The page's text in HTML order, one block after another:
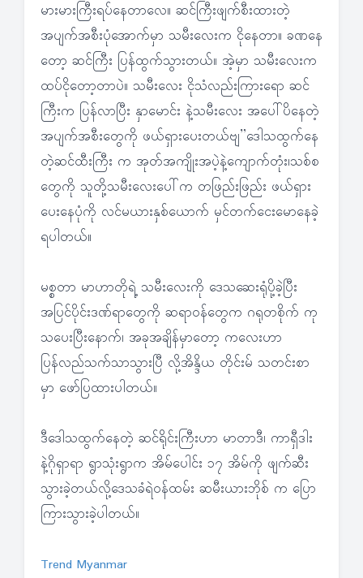
မားမားကြီးရပ်နေတာလေ။ ဆင်ကြီးဖျက်စီးထားတဲ့
အပျက်အစီးပုံအောက်မှာ သမီးလေးက ငိုနေတာ။ ခဏနေ
တော့ ဆင်ကြီး ပြန်ထွက်သွားတယ်။ အဲ့မှာ သမီးလေးက
ထပ်ငိုတော့တာပဲ။ သမီးလေး ငိုသံလည်းကြားရော ဆင်
ကြီးက ပြန်လာပြီး နှာမောင်း နဲ့သမီးလေး အပေါ်ပိနေတဲ့
အပျက်အစီးတွေကို ဖယ်ရှားပေးတယ်ဗျ”ဒေါသထွက်နေ
တဲ့ဆင်ထီးကြီး က အုတ်အကျိုးအပဲ့နဲ့ကျောက်တုံး၊သစ်စ
တွေကို သူတို့သမီးလေးပေါ်က တဖြည်းဖြည်း ဖယ်ရှား
ပေးနေပုံကို လင်မယားနှစ်ယောက် မှင်တက်ငေးမောနေခဲ့
ရပါတယ်။
မစ္စတာ မာဟာတိုရဲ့ သမီးလေးကို ဒေသဆေးရုံပို့ခဲ့ပြီး
အပြင်ပိုင်းဒဏ်ရာတွေကို ဆရာဝန်တွေက ဂရုတစိုက် ကု
သပေးပြီးနောက်၊ အခုအချိန်မှာတော့ ကလေးဟာ
ပြန်လည်သက်သာသွားပြီ လို့အိန္ဒိယ တိုင်းမ် သတင်းစာ
မှာ ဖော်ပြထားပါတယ်။
ဒီဒေါသထွက်နေတဲ့ ဆင်ရိုင်းကြီးဟာ မာတာဒီ၊ ကာရှီဒါး
နဲ့ဂိုရှာရာ ရွာသုံးရွာက အိမ်ပေါင်း ၁၇ အိမ်ကို ဖျက်ဆီး
သွားခဲ့တယ်လို့ဒေသခံရဲဝန်ထမ်း ဆမီးယားဘိုစ် က ပြော
ကြားသွားခဲ့ပါတယ်။
Trend Myanmar